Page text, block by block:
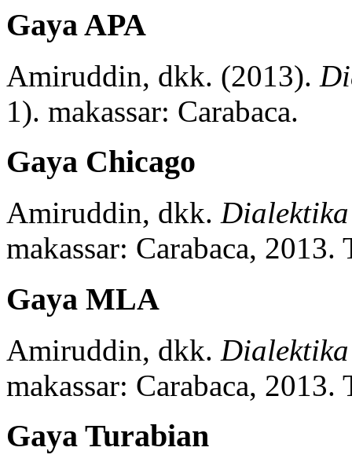
Gaya APA
Amiruddin, dkk. (2013).
1). makassar: Carabaca.
Gaya Chicago
Amiruddin, dkk.
makassar: Carabaca, 2013.
Gaya MLA
Amiruddin, dkk.
makassar: Carabaca, 2013.
Gaya Turabian